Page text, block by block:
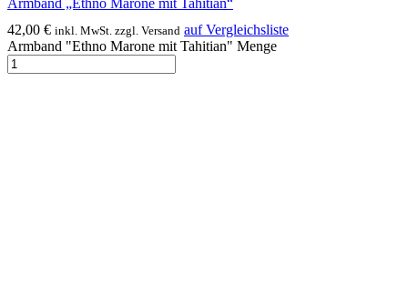
42,00 € inkl. MwSt. zzgl. Versand auf Vergleichsliste
Armband "Ethno Marone mit Tahitian" Menge